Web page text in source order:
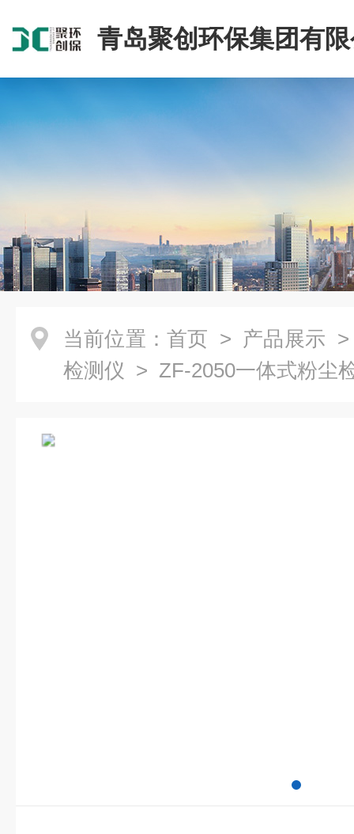
青岛聚创环保集团有
当前位置： 首页 > 产品展示
检测仪 > ZF-2050一体式粉尘